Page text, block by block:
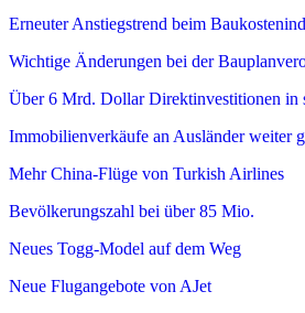
Erneuter Anstiegstrend beim
Wichtige Änderungen bei der
Über 6 Mrd. Dollar Direktinvestitionen in
Immobilienverkäufe an Ausländer weiter
Mehr China-Flüge von Turkish Airlines
Bevölkerungszahl bei über 85 Mio.
Neues Togg-Model auf dem Weg
Neue Flugangebote von AJet